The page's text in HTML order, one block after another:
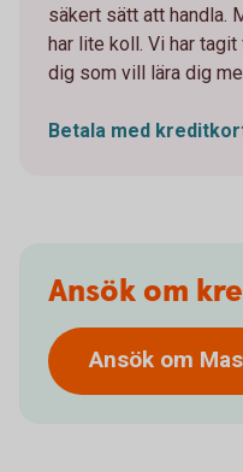
säkert sätt att handla.
har lite koll. Vi har
dig som vill lära dig
Betala med
Ansök om
Ansök om